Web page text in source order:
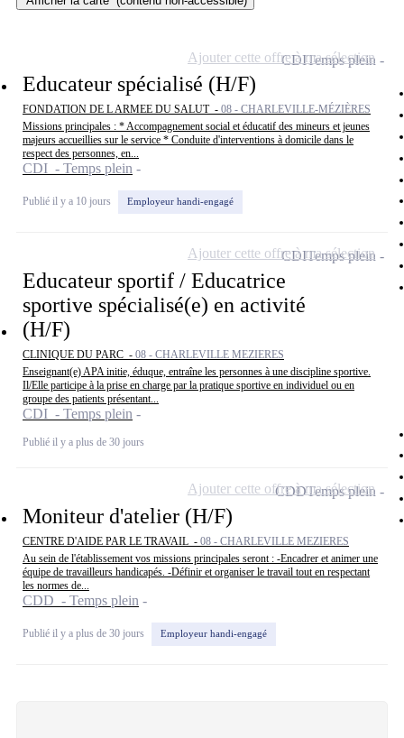
Educateur spécialisé (H/F)
FONDATION DE L ARMEE DU SALUT - 08 - CHARLEVILLE-MÉZIÈRES
Missions principales : * Accompagnement social et éducatif des mineurs et jeunes
majeurs accueillies sur le service * Conduite d'interventions à domicile dans le
respect des personnes, en...
CDI - Temps plein
Publié il y a 10 jours Employeur handi-engagé
CDITemps plein
Ajouter cette offre à ma sélection
Educateur sportif / Educatrice
sportive spécialisé(e) en activité
(H/F)
CLINIQUE DU PARC - 08 - CHARLEVILLE MEZIERES
Enseignant(e) APA initie, éduque, entraîne les personnes à une discipline sportive.
Il/Elle participe à la prise en charge par la pratique sportive en individuel ou en
groupe des patients présentant...
CDI - Temps plein
Publié il y a plus de 30 jours
CDITemps plein
Ajouter cette offre à ma sélection
Moniteur d'atelier (H/F)
CENTRE D'AIDE PAR LE TRAVAIL - 08 - CHARLEVILLE MEZIERES
Au sein de l'établissement vos missions principales seront : -Encadrer et animer une
équipe de travailleurs handicapés. -Définir et organiser le travail tout en respectant
les normes de...
CDD - Temps plein
Publié il y a plus de 30 jours Employeur handi-engagé
CDDTemps plein
Ajouter cette offre à ma sélection